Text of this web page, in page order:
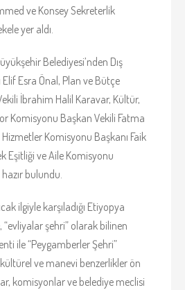
ve Konsey Sekreterlik
yer aldı.
Belediyesi’nden Dış
Elif Esra Önal, Plan ve Bütçe
İbrahim Halil Karavar, Kültür,
Komisyonu Başkan Vekili Fatma
Komisyonu Başkanı Faik
Eşitliği ve Aile Komisyonu
bulundu.
ilgiyle karşıladığı Etiyopya
şehri” olarak bilinen
ile “Peygamberler Şehri”
ve manevi benzerlikler ön
komisyonlar ve belediye meclisi